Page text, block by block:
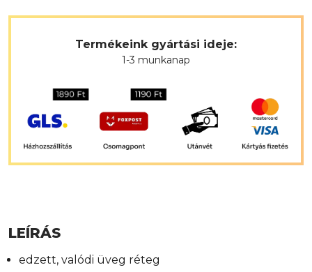
Termékeink gyártási ideje:
1-3 munkanap
LEÍRÁS
edzett, valódi üveg réteg